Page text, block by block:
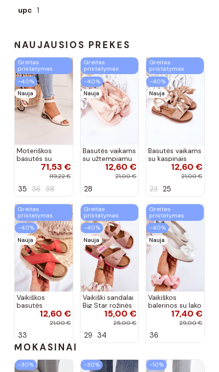
upc 1
NAUJAUSIOS PREKĖS
Greitas
pristatymas
−40%
Nauja
Moteriškos
basutės su
aukso spalvos
kulniukais Laura
spalvos
71,53 €
119,22 €
35 36 38
Greitas
pristatymas
−40%
Nauja
Basutės vaikams
su užtempiamu
užsegimu
rožinės spalvos
12,60 €
21,00 €
28
Greitas
pristatymas
−40%
Nauja
Basutės vaikams
su kaspinais
aukso spalvos
12,60 €
21,00 €
23 25
Greitas
pristatymas
−40%
Nauja
Vaikiškos
basutės
koralinės12,60 €
21,00 €
33
Greitas
pristatymas
−40%
Nauja
Vaikiški sandalai
Big Star rožinės
spalvos15,00 €
25,00 €
29 34
Greitas
pristatymas
−40%
Nauja
Vaikiškos
balerinos su lako
efektu ir
kaspinais baltos
17,40 €
29,00 €
36
MOKASINAI
−30% −30% −10%